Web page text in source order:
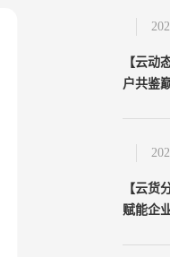
【云动
户共鉴
【云货
赋能企